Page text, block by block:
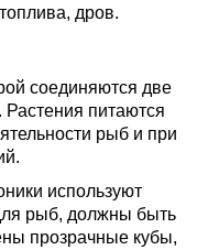
дров.
соединяются две
питаются
рыб и при
используют
рыб, должны быть
прозрачные кубы,